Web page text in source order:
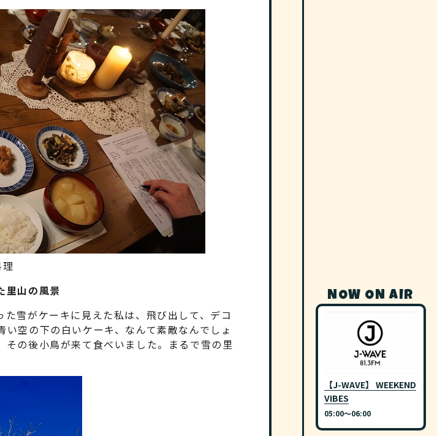
NOW ON AIR
【J-WAVE】 WEEKEND
VIBES
05:00〜06:00
里山の風景
雪がケーキに見えた私は、飛び出して、デコ
空の下の白いケーキ、なんて素敵なんでしょ
その後小鳥が来て食べいました。まるで雪の里